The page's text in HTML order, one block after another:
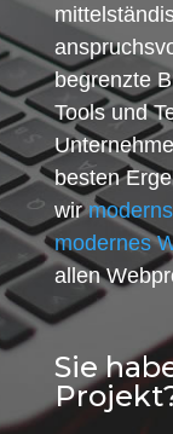
begrenzte
Tools und
besten
wir
modernes
allen
Sie